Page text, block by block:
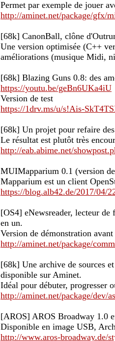
Permet par exemple de jouer
http://aminet.net/package/gfx/
[68k] CanonBall, clône
Une version optimisée (C++
améliorations (musique Midi,
[68k] Blazing Guns 0.8: des
https://youtu.be/geBn6UKa4iU
Version de test
https://1drv.ms/u/s!Ais-
[68k] Un projet pour refaire
Le résultat est plutôt très
http://eab.abime.net/
MUIMapparium 0.1 (version
Mapparium est un client
https://blog.alb42.de/2017/04/
[OS4] eNewsreader, lecteur
en un.
Version de démonstration
http://aminet.net/package/
[68k] Une archive de sources
disponible sur Aminet.
Idéal pour débuter, progresser
http://aminet.net/package/dev/
[AROS] AROS Broadway 1.0
Disponible en image USB,
http://www.aros-broadway.de/